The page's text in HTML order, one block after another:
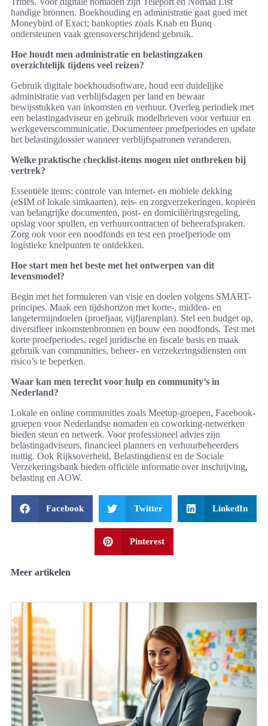
handige bronnen. Boekhouding en administratie gaat goed met
Moneybird of Exact; bankopties zoals Knab en Bunq
ondersteunen vaak grensoverschrijdend gebruik.
Hoe houdt men administratie en belastingzaken
overzichtelijk tijdens veel reizen?
Gebruik digitale boekhoudsoftware, houd een duidelijke
administratie van verblijfsdagen per land en bewaar
bewijsstukken van inkomsten en verhuur. Overleg periodiek met
een belastingadviseur en gebruik modelbrieven voor verhuur en
werkgeverscommunicatie. Documenteer proefperiodes en update
het belastingdossier wanneer verblijfspatronen veranderen.
Welke praktische checklist-items mogen niet ontbreken bij
vertrek?
Essentiële items: controle van internet- en mobiele dekking
(eSIM of lokale simkaarten), reis- en zorgverzekeringen, kopieën
van belangrijke documenten, post- en domiciliëringsregeling,
opslag voor spullen, en verhuurcontracten of beheerafspraken.
Zorg ook voor een noodfonds en test een proefperiode om
logistieke knelpunten te ontdekken.
Hoe start men het beste met het ontwerpen van dit
levensmodel?
Begin met het formuleren van visie en doelen volgens SMART-
principes. Maak een tijdshorizon met korte-, midden- en
langetermijndoelen (proefjaar, vijfjarenplan). Stel een budget op,
diversifieer inkomstenbronnen en bouw een noodfonds. Test met
korte proefperiodes, regel juridische en fiscale basis en maak
gebruik van communities, beheer- en verzekeringsdiensten om
risico’s te beperken.
Waar kan men terecht voor hulp en community’s in
Nederland?
Lokale en online communities zoals Meetup-groepen, Facebook-
groepen voor Nederlandse nomaden en coworking-netwerken
bieden steun en netwerk. Voor professioneel advies zijn
belastingadviseurs, financieel planners en verhuurbeheerders
nuttig. Ook Rijksoverheid, Belastingdienst en de Sociale
Verzekeringsbank bieden officiële informatie over inschrijving,
belasting en AOW.
Facebook Twitter LinkedIn
Pinterest
Meer artikelen